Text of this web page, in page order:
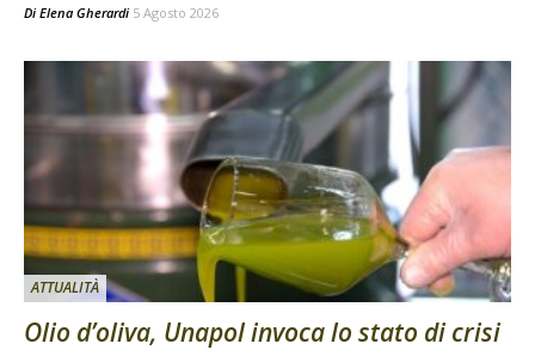
Di Elena Gherardi 5 Agosto 2026
ATTUALITÀ
Olio d’oliva, Unapol invoca lo stato di crisi